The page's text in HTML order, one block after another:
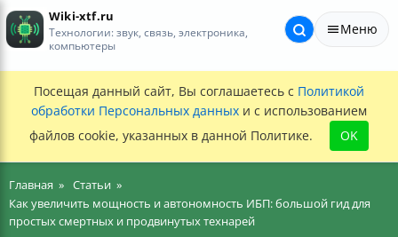
Wiki-xtf.ru
Технологии: звук, связь, электроника,
компьютеры
Меню
Посещая данный сайт, Вы соглашаетесь с Политикой
обработки Персональных данных и с использованием
файлов cookie, указанных в данной Политике.
OK
Главная
Статьи
Как увеличить мощность и автономность ИБП: большой гид для
простых смертных и продвинутых технарей